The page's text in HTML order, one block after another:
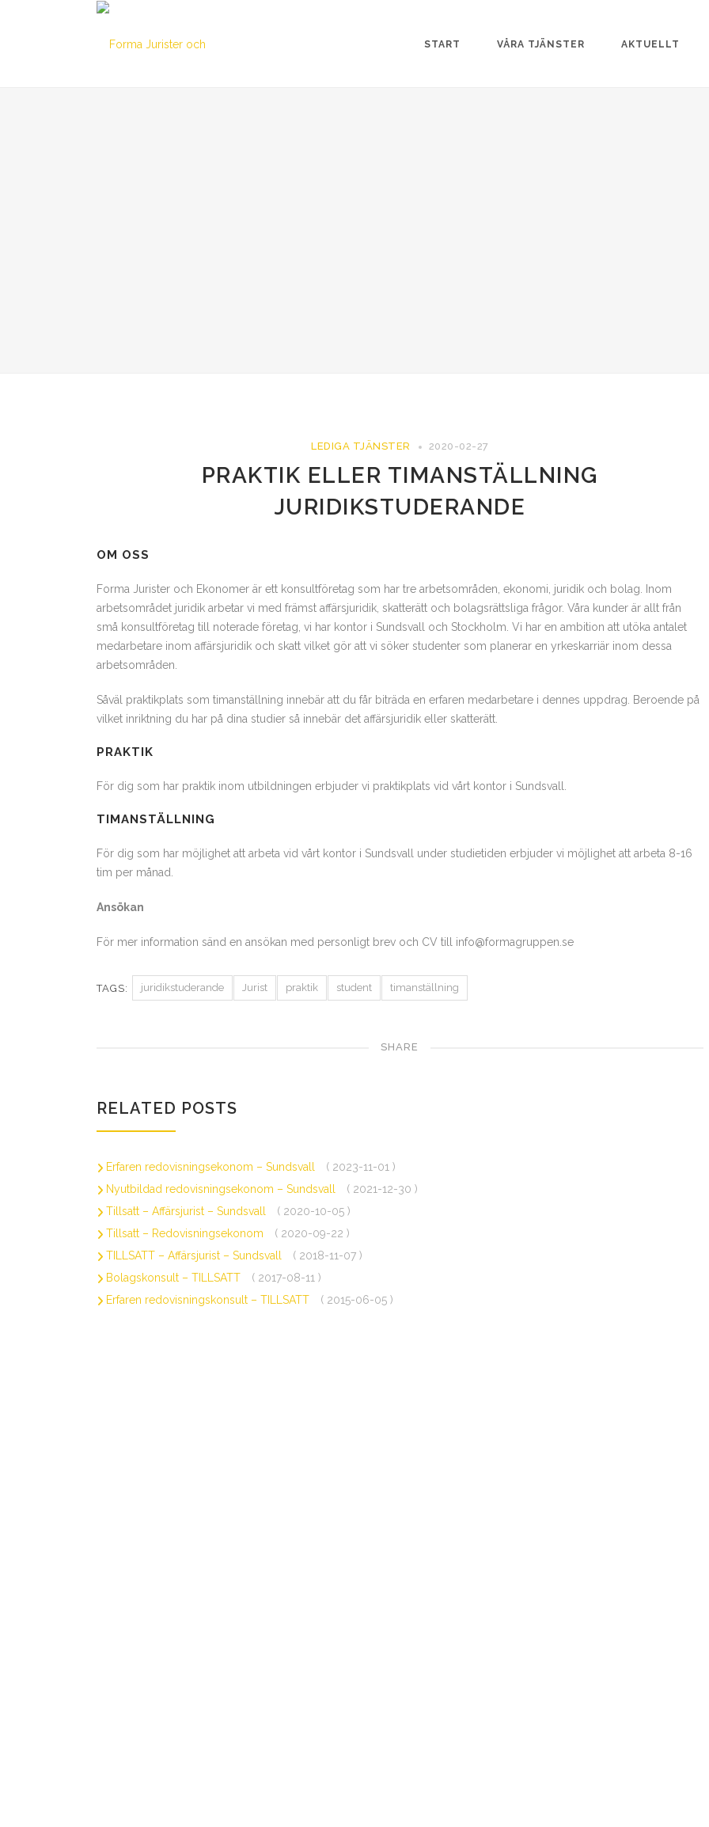
START VÅRA TJÄNSTER AKTUELLT
LEDIGA TJÄNSTER 2020-02-27
PRAKTIK ELLER TIMANSTÄLLNING
JURIDIKSTUDERANDE
OM OSS
Forma Jurister och Ekonomer är ett konsultföretag som har tre arbetsområden, ekonomi, juridik och bolag. Inom
arbetsområdet juridik arbetar vi med främst affärsjuridik, skatterätt och bolagsrättsliga frågor. Våra kunder är allt från
små konsultföretag till noterade företag, vi har kontor i Sundsvall och Stockholm. Vi har en ambition att utöka antalet
medarbetare inom affärsjuridik och skatt vilket gör att vi söker studenter som planerar en yrkeskarriär inom dessa
arbetsområden.
Såväl praktikplats som timanställning innebär att du får biträda en erfaren medarbetare i dennes uppdrag. Beroende på
vilket inriktning du har på dina studier så innebär det affärsjuridik eller skatterätt.
PRAKTIK
För dig som har praktik inom utbildningen erbjuder vi praktikplats vid vårt kontor i Sundsvall.
TIMANSTÄLLNING
För dig som har möjlighet att arbeta vid vårt kontor i Sundsvall under studietiden erbjuder vi möjlighet att arbeta 8-16
tim per månad.
Ansökan
För mer information sänd en ansökan med personligt brev och CV till info@formagruppen.se
TAGS: juridikstuderande Jurist praktik student timanställning
SHARE
RELATED POSTS
Erfaren redovisningsekonom – Sundsvall
( 2023-11-01 )
Nyutbildad redovisningsekonom – Sundsvall
( 2021-12-30 )
Tillsatt – Affärsjurist – Sundsvall
( 2020-10-05 )
Tillsatt – Redovisningsekonom
( 2020-09-22 )
TILLSATT – Affärsjurist – Sundsvall
( 2018-11-07 )
Bolagskonsult – TILLSATT
( 2017-08-11 )
Erfaren redovisningskonsult – TILLSATT
( 2015-06-05 )